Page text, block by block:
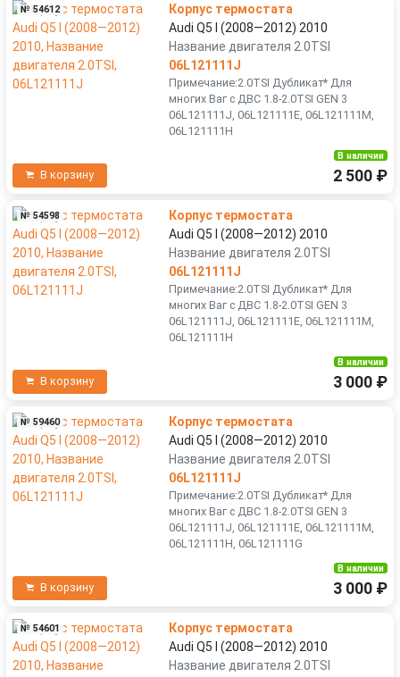
№ 54612
Корпус термостата
Audi Q5 I (2008—2012) 2010
Название двигателя 2.0TSI
06L121111J
Примечание:2.0TSI Дубликат* Для
многих Ваг с ДВС 1.8-2.0TSI GEN 3
06L121111J, 06L121111E, 06L121111M,
06L121111H
В корзину
В наличии
2 500 ₽
№ 54598
Корпус термостата
Audi Q5 I (2008—2012) 2010
Название двигателя 2.0TSI
06L121111J
Примечание:2.0TSI Дубликат* Для
многих Ваг с ДВС 1.8-2.0TSI GEN 3
06L121111J, 06L121111E, 06L121111M,
06L121111H
В корзину
В наличии
3 000 ₽
№ 59460
Корпус термостата
Audi Q5 I (2008—2012) 2010
Название двигателя 2.0TSI
06L121111J
Примечание:2.0TSI Дубликат* Для
многих Ваг с ДВС 1.8-2.0TSI GEN 3
06L121111J, 06L121111E, 06L121111M,
06L121111H, 06L121111G
В корзину
В наличии
3 000 ₽
№ 54601
Корпус термостата
Audi Q5 I (2008—2012) 2010
Название двигателя 2.0TSI